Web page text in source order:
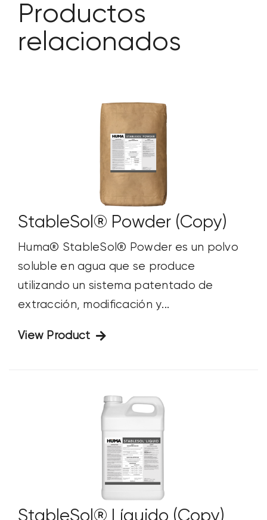
Productos
relacionados
StableSol® Powder (Copy)
Huma® StableSol® Powder es un polvo
soluble en agua que se produce
utilizando un sistema patentado de
extracción, modificación y...
View Product
StableSol® Líquido (Copy)